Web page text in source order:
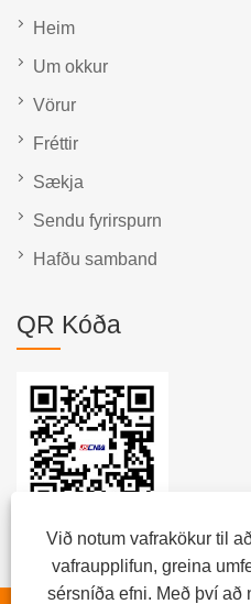
Við notum vafrakökur til
vafraupplifun, greina
sérsníða efni. Með því að
Heim
Um okkur
Vörur
Fréttir
Sækja
Sendu fyrirspurn
Hafðu samband
QR Kóða